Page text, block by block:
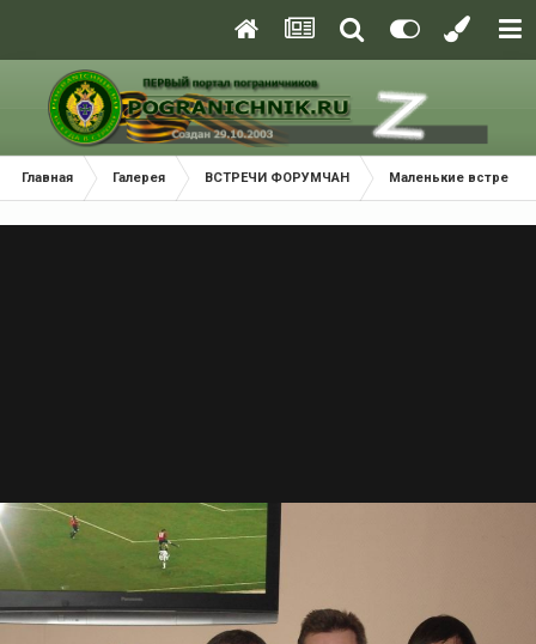
Главная Галерея ВСТРЕЧИ ФОРУМЧАН Маленькие встречи